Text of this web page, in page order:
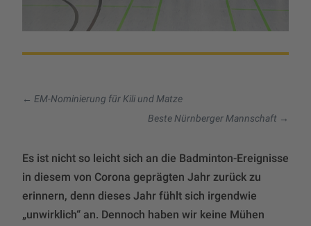
← EM-Nominierung für Kili und Matze
Beste Nürnberger Mannschaft →
Es ist nicht so leicht sich an die Badminton-Ereignisse
in diesem von Corona geprägten Jahr zurück zu
erinnern, denn dieses Jahr fühlt sich irgendwie
„unwirklich“ an. Dennoch haben wir keine Mühen